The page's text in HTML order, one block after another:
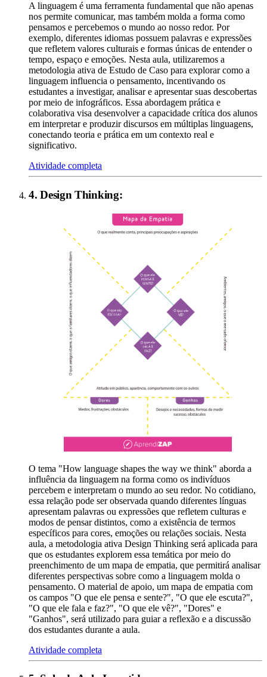
A linguagem é uma ferramenta fundamental que não apenas
nos permite comunicar, mas também molda a forma como
pensamos e percebemos o mundo ao nosso redor. Por
exemplo, diferentes idiomas possuem palavras e expressões
que refletem valores culturais e formas únicas de entender o
tempo, espaço e emoções. Nesta aula, utilizaremos a
metodologia ativa de Estudo de Caso para explorar como a
linguagem influencia o pensamento, incentivando os
estudantes a investigar, analisar e apresentar suas descobertas
por meio de infográficos. Essa abordagem prática e
colaborativa visa desenvolver a capacidade crítica dos alunos
em interpretar e produzir discursos em múltiplas linguagens,
conectando teoria e prática em um contexto real e
significativo.
Atividade completa
4.Design Thinking:
O tema "How language shapes the way we think" aborda a
influência da linguagem na forma como os indivíduos
percebem e interpretam o mundo ao seu redor. No cotidiano,
essa relação pode ser observada quando diferentes línguas
apresentam palavras ou expressões que refletem culturas e
modos de pensar distintos, como a existência de termos
específicos para cores, emoções ou relações sociais. Nesta
aula, a metodologia ativa Design Thinking será aplicada para
que os estudantes explorem essa temática por meio do
preenchimento de um mapa de empatia, que permitirá analisar
diferentes perspectivas sobre como a linguagem molda o
pensamento. O material de apoio, um mapa de empatia com
os campos "O que ele pensa e sente?", "O que ele escuta?",
"O que ele fala e faz?", "O que ele vê?", "Dores" e
"Ganhos", será utilizado para guiar a reflexão e a discussão
dos estudantes durante a aula.
Atividade completa